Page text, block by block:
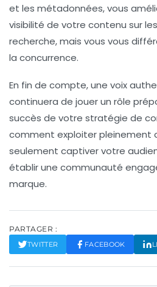
et les métadonnées, vous
visibilité de votre contenu sur
recherche, mais vous vous
la concurrence.
En fin de compte, une voix
continuera de jouer un rôle
succès de votre stratégie de
comment exploiter pleinement
seulement captiver votre
établir une communauté
marque.
PARTAGER :
TWITTER FACEBOOK